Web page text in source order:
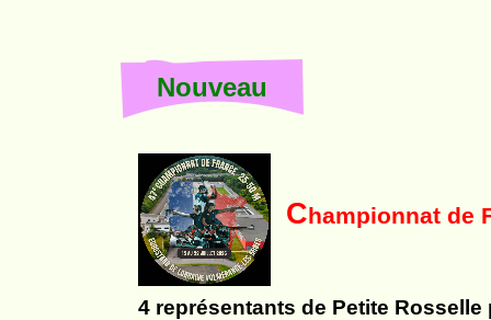
Nouveau
4 représentants de Petite
Championnat de